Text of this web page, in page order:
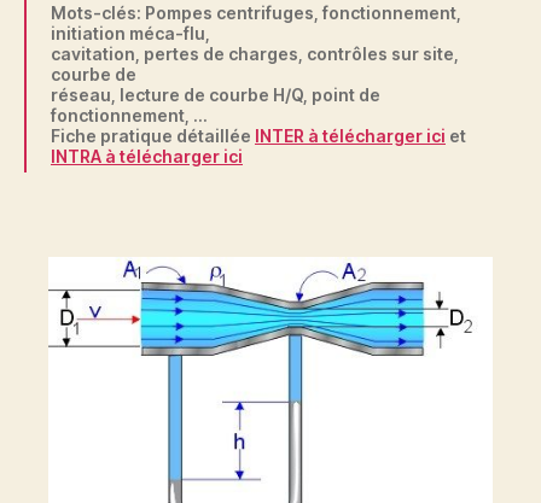
Mots-clés: Pompes centrifuges, fonctionnement,
initiation méca-flu,
cavitation, pertes de charges, contrôles sur site,
courbe de
réseau, lecture de courbe H/Q, point de
fonctionnement, …
Fiche pratique détaillée INTER à télécharger ici et
INTRA à télécharger ici